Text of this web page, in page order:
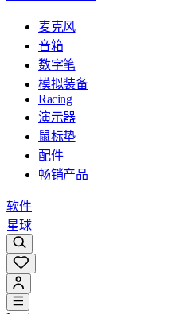
麦克风
音箱
数字笔
模拟装备
Racing
演示器
鼠标垫
配件
畅销产品
软件
星球